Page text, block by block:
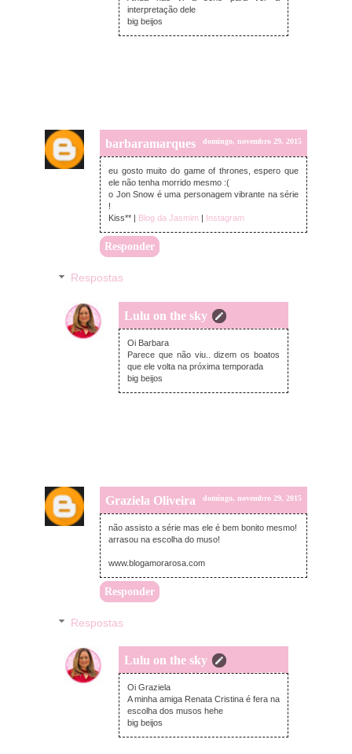
interpretação dele
big beijos
barbaramarques domingo, novembro 29, 2015
eu gosto muito do game of thrones, espero que
ele não tenha morrido mesmo :(
o Jon Snow é uma personagem vibrante na série
!
Kiss** |
Blog da Jasmim Instagram
Responder
Respostas
Lulu on the sky
segunda-feira, novembro 30, 2015
Oi Barbara
Parece que não viu.. dizem os boatos
que ele volta na próxima temporada
big beijos
Graziela Oliveira domingo, novembro 29, 2015
não assisto a série mas ele é bem bonito mesmo!
arrasou na escolha do muso!
www.blogamorarosa.com
Responder
Respostas
Lulu on the sky
segunda-feira, novembro 30, 2015
Oi Graziela
A minha amiga Renata Cristina é fera na
escolha dos musos hehe
big beijos